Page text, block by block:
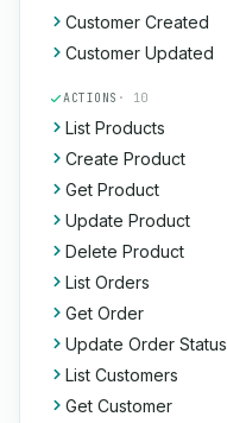
Customer Created
Customer Updated
ACTIONS · 10
List Products
Create Product
Get Product
Update Product
Delete Product
List Orders
Get Order
Update Order Status
List Customers
Get Customer